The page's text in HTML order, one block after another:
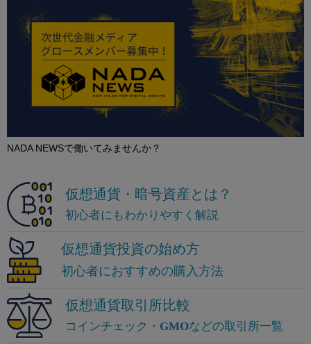
NADA NEWSで働いてみませんか？